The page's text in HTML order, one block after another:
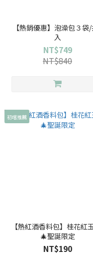
【熱銷優惠】泡澡包３袋
入
NT$749
NT$840
初嚐推薦
【熱紅酒香料包】桂花紅
🎄聖誕限定
NT$190